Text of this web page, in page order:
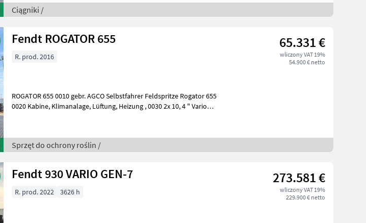
Ciągniki /
Fendt ROGATOR 655 65.331 €
wliczony VAT 19%
54.900 € netto
R. prod. 2016
ROGATOR 655 0010 gebr. AGCO Selbstfahrer Feldspritze Rogator 655
0020 Kabine, Klimanalage, Lüftung, Heizung , 0030 2x 10, 4 " Vario
Sprzęt do ochrony roślin /
Fendt 930 VARIO GEN-7 273.581 €
wliczony VAT 19%
229.900 € netto
R. prod. 2022 3626 h